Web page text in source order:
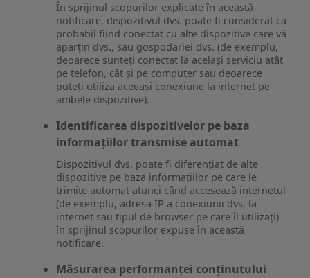
În sprijinul scopurilor explicate în această
notificare, dispozitivul dvs. poate fi considerat ca
probabil fiind conectat cu alte dispozitive care vă
aparțin dvs., sau gospodăriei dvs. (de exemplu,
deoarece sunteți conectat la același serviciu atât
pe telefon, cât și pe computer sau deoarece
puteți utiliza aceeași conexiune la internet pe
ambele dispozitive).
Identificarea dispozitivelor pe baza
informațiilor transmise automat
Dispozitivul dvs. poate fi diferențiat de alte
dispozitive pe baza informațiilor pe care le
trimite automat atunci când accesează internetul
(de exemplu, adresa IP a conexiunii dvs. la
internet sau tipul de browser pe care îl utilizați)
în sprijinul scopurilor expuse în această
notificare.
Măsurarea performanței conținutului